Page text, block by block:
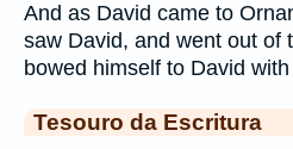
And as David came to
saw David, and went out of
bowed himself to David
Tesouro da Escritura